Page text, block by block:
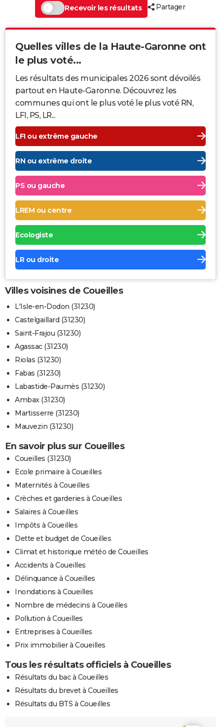
Recevoir les résultats
Partager
Quelles villes de la Haute-Garonne ont
le plus voté...
Les résultats des municipales 2026 sont dévoilés
partout en Haute-Garonne. Découvrez les
communes qui ont le plus voté le plus voté RN,
LFI, PS, LR...
LFI ou extrême gauche
RN ou extrême droite
PS ou gauche
LREM ou centre
Ecologiste
LR ou droite
Villes voisines de Coueilles
L'Isle-en-Dodon (31230)
Castelgaillard (31230)
Saint-Frajou (31230)
Agassac (31230)
Riolas (31230)
Fabas (31230)
Labastide-Paumès (31230)
Ambax (31230)
Martisserre (31230)
Mauvezin (31230)
En savoir plus sur Coueilles
Coueilles (31230)
Ecole primaire à Coueilles
Maternités à Coueilles
Crèches et garderies à Coueilles
Salaires à Coueilles
Impôts à Coueilles
Dette et budget de Coueilles
Climat et historique météo de Coueilles
Accidents à Coueilles
Délinquance à Coueilles
Inondations à Coueilles
Nombre de médecins à Coueilles
Pollution à Coueilles
Entreprises à Coueilles
Prix immobilier à Coueilles
Tous les résultats officiels à Coueilles
Résultats du bac à Coueilles
Résultats du brevet à Coueilles
Résultats du BTS à Coueilles